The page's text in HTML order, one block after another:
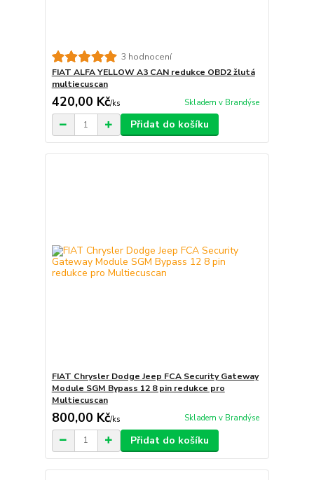
3 hodnocení
FIAT ALFA YELLOW A3 CAN redukce OBD2 žlutá
multiecuscan
420,00 Kč/ks Skladem v Brandýse
Přidat do košíku
FIAT Chrysler Dodge Jeep FCA Security Gateway
Module SGM Bypass 12 8 pin redukce pro
Multiecuscan
800,00 Kč/ks Skladem v Brandýse
Přidat do košíku